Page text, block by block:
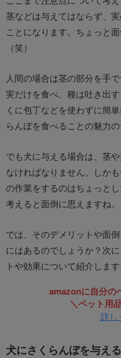
茎などは与えてはならず、
ことになります。ちょっと
（笑）
人間の場合は茎の部分を手
実だけを食べ、種は吐き出
くに包丁などを使わずに簡
らんぼを食べることの魅力の
でも犬に与える場合は、茎
なければなりません。しか
の作業をするのはちょっと
考えると面倒に思えますね。
では、そのデメリットや面
にはあるのでしょうか？次
トや効果について紹介します
amazonに自分の
＼ペット用
詳し
犬にさくらんぼを与え